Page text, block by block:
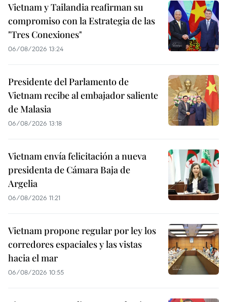
Vietnam y Tailandia reafirman su
compromiso con la Estrategia de las
"Tres Conexiones"
06/08/2026 13:24
Presidente del Parlamento de
Vietnam recibe al embajador saliente
de Malasia
06/08/2026 13:18
Vietnam envía felicitación a nueva
presidenta de Cámara Baja de
Argelia
06/08/2026 11:21
Vietnam propone regular por ley los
corredores espaciales y las vistas
hacia el mar
06/08/2026 10:55